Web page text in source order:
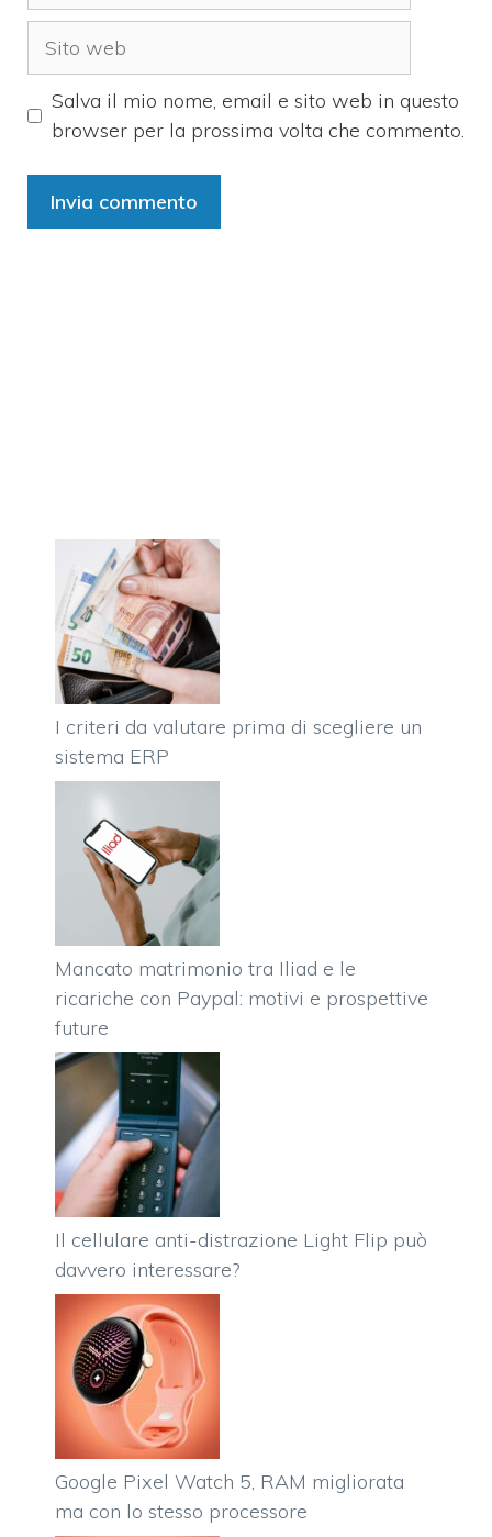
Salva il mio nome, email e sito web in questo
browser per la prossima volta che commento.
I criteri da valutare prima di scegliere un
sistema ERP
Mancato matrimonio tra Iliad e le
ricariche con Paypal: motivi e prospettive
future
Il cellulare anti-distrazione Light Flip può
davvero interessare?
Google Pixel Watch 5, RAM migliorata
ma con lo stesso processore